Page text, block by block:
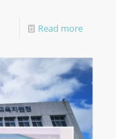
Read more